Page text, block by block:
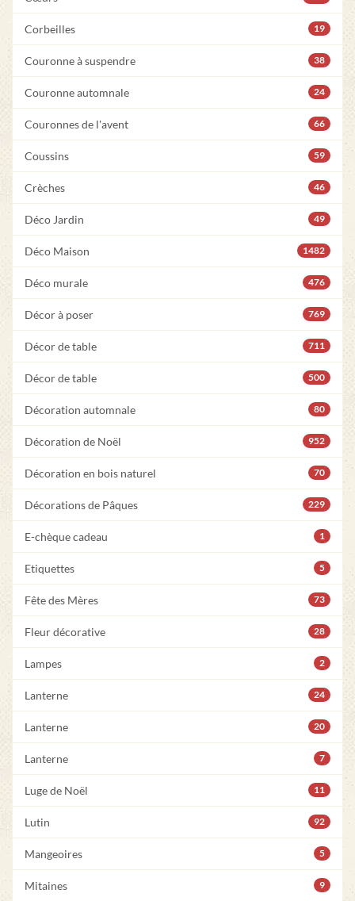
Corbeilles 19
Couronne à suspendre 38
Couronne automnale 24
Couronnes de l'avent 66
Coussins 59
Crèches 46
Déco Jardin 49
Déco Maison 1482
Déco murale 476
Décor à poser 769
Décor de table 711
Décor de table 500
Décoration automnale 80
Décoration de Noël 952
Décoration en bois naturel 70
Décorations de Pâques 229
E-chèque cadeau 1
Etiquettes 5
Fête des Mères 73
Fleur décorative 28
Lampes 2
Lanterne 24
Lanterne 20
Lanterne 7
Luge de Noël 11
Lutin 92
Mangeoires 5
Mitaines 9